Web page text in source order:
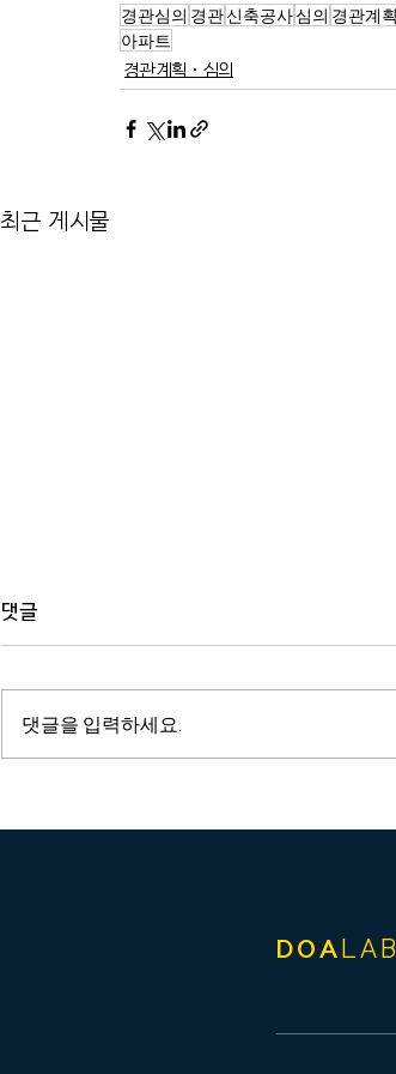
경관심의 경관신축공사심의 경관계획
아파트
경관계획·심의
최근 게시물
댓글
댓글을 입력하세요.
DOA